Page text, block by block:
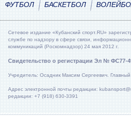
ФУТБОЛ БАСКЕТБОЛ
Сетевое издание «Кубанский спорт.RU»
службе по надзору в сфере связи,
коммуникаций (Роскомнадзор) 24 мая 2012 г.
Свидетельство о регистрации Эл № ФС77-
Учредитель: Осадник Максим Сергеевич.
Адрес электронной почты редакции:
редакции: +7 (918) 630-3391